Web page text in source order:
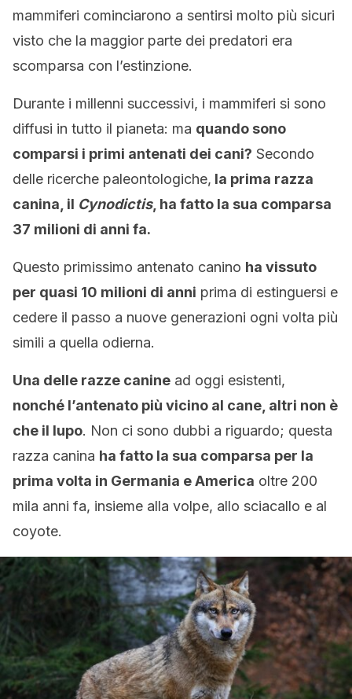
mammiferi cominciarono a sentirsi molto più sicuri
visto che la maggior parte dei predatori era
scomparsa con l’estinzione.
Durante i millenni successivi, i mammiferi si sono
diffusi in tutto il pianeta: ma quando sono
comparsi i primi antenati dei cani? Secondo
delle ricerche paleontologiche, la prima razza
canina, il Cynodictis, ha fatto la sua comparsa
37 milioni di anni fa.
Questo primissimo antenato canino ha vissuto
per quasi 10 milioni di anni prima di estinguersi e
cedere il passo a nuove generazioni ogni volta più
simili a quella odierna.
Una delle razze canine ad oggi esistenti,
nonché l’antenato più vicino al cane, altri non è
che il lupo. Non ci sono dubbi a riguardo; questa
razza canina ha fatto la sua comparsa per la
prima volta in Germania e America oltre 200
mila anni fa, insieme alla volpe, allo sciacallo e al
coyote.